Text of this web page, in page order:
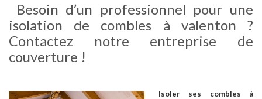
Besoin d’un professionnel pour une
isolation de combles à valenton ?
Contactez notre entreprise de
couverture !
Isoler ses combles à